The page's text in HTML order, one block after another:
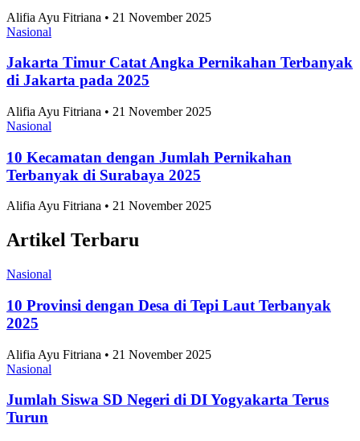
Alifia Ayu Fitriana • 21 November 2025
Nasional
Jakarta Timur Catat Angka Pernikahan Terbanyak
di Jakarta pada 2025
Alifia Ayu Fitriana • 21 November 2025
Nasional
10 Kecamatan dengan Jumlah Pernikahan
Terbanyak di Surabaya 2025
Alifia Ayu Fitriana • 21 November 2025
Artikel Terbaru
Nasional
10 Provinsi dengan Desa di Tepi Laut Terbanyak
2025
Alifia Ayu Fitriana • 21 November 2025
Nasional
Jumlah Siswa SD Negeri di DI Yogyakarta Terus
Turun